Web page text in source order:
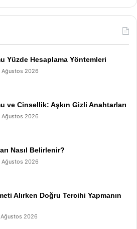
Yüzde Hesaplama Yöntemleri
Ağustos 2026
ve Cinsellik: Aşkın Gizli Anahtarları
Ağustos 2026
Nasıl Belirlenir?
Ağustos 2026
Alırken Doğru Tercihi Yapmanın
Ağustos 2026